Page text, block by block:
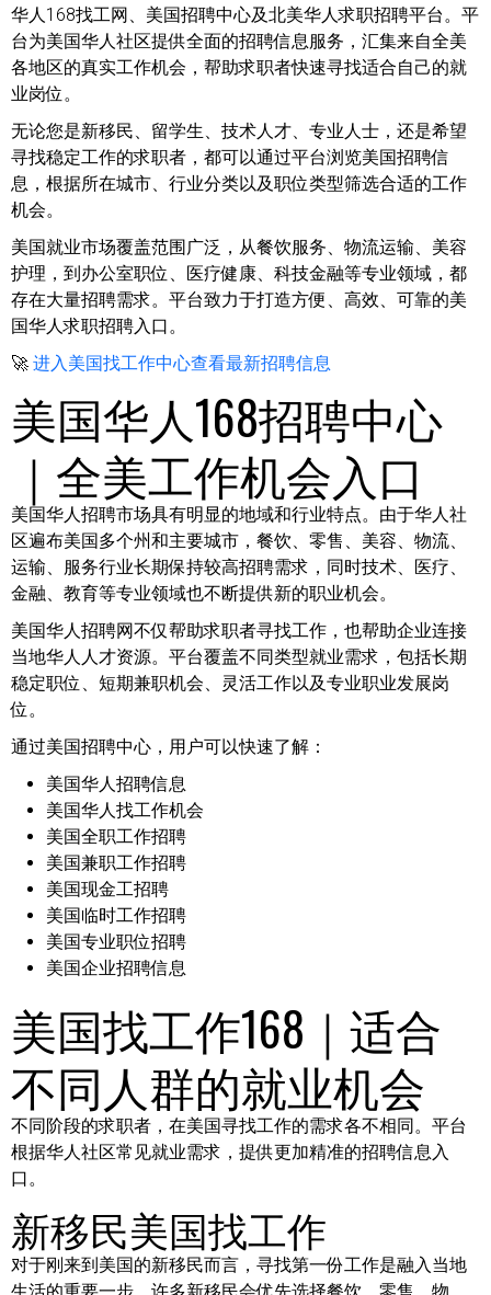
华人168找工网、美国招聘中心及北美华人求职招聘平台。平
台为美国华人社区提供全面的招聘信息服务，汇集来自全美
各地区的真实工作机会，帮助求职者快速寻找适合自己的就
业岗位。
无论您是新移民、留学生、技术人才、专业人士，还是希望
寻找稳定工作的求职者，都可以通过平台浏览美国招聘信
息，根据所在城市、行业分类以及职位类型筛选合适的工作
机会。
美国就业市场覆盖范围广泛，从餐饮服务、物流运输、美容
护理，到办公室职位、医疗健康、科技金融等专业领域，都
存在大量招聘需求。平台致力于打造方便、高效、可靠的美
国华人求职招聘入口。
🚀 进入美国找工作中心查看最新招聘信息
美国华人168招聘中心
｜全美工作机会入口
美国华人招聘市场具有明显的地域和行业特点。由于华人社
区遍布美国多个州和主要城市，餐饮、零售、美容、物流、
运输、服务行业长期保持较高招聘需求，同时技术、医疗、
金融、教育等专业领域也不断提供新的职业机会。
美国华人招聘网不仅帮助求职者寻找工作，也帮助企业连接
当地华人人才资源。平台覆盖不同类型就业需求，包括长期
稳定职位、短期兼职机会、灵活工作以及专业职业发展岗
位。
通过美国招聘中心，用户可以快速了解：
美国华人招聘信息
美国华人找工作机会
美国全职工作招聘
美国兼职工作招聘
美国现金工招聘
美国临时工作招聘
美国专业职位招聘
美国企业招聘信息
美国找工作168｜适合
不同人群的就业机会
不同阶段的求职者，在美国寻找工作的需求各不相同。平台
根据华人社区常见就业需求，提供更加精准的招聘信息入
口。
新移民美国找工作
对于刚来到美国的新移民而言，寻找第一份工作是融入当地
生活的重要一步。许多新移民会优先选择餐饮、零售、物